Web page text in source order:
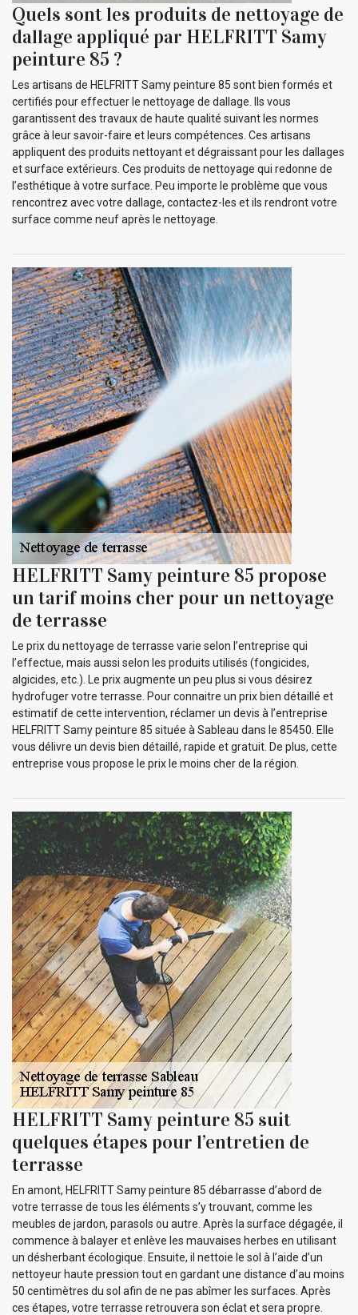
Quels sont les produits de nettoyage de
dallage appliqué par HELFRITT Samy
peinture 85 ?
Les artisans de HELFRITT Samy peinture 85 sont bien formés et
certifiés pour effectuer le nettoyage de dallage. Ils vous
garantissent des travaux de haute qualité suivant les normes
grâce à leur savoir-faire et leurs compétences. Ces artisans
appliquent des produits nettoyant et dégraissant pour les dallages
et surface extérieurs. Ces produits de nettoyage qui redonne de
l’esthétique à votre surface. Peu importe le problème que vous
rencontrez avec votre dallage, contactez-les et ils rendront votre
surface comme neuf après le nettoyage.
HELFRITT Samy peinture 85 propose
un tarif moins cher pour un nettoyage
de terrasse
Le prix du nettoyage de terrasse varie selon l’entreprise qui
l’effectue, mais aussi selon les produits utilisés (fongicides,
algicides, etc.). Le prix augmente un peu plus si vous désirez
hydrofuger votre terrasse. Pour connaitre un prix bien détaillé et
estimatif de cette intervention, réclamer un devis à l’entreprise
HELFRITT Samy peinture 85 située à Sableau dans le 85450. Elle
vous délivre un devis bien détaillé, rapide et gratuit. De plus, cette
entreprise vous propose le prix le moins cher de la région.
HELFRITT Samy peinture 85 suit
quelques étapes pour l’entretien de
terrasse
En amont, HELFRITT Samy peinture 85 débarrasse d’abord de
votre terrasse de tous les éléments s’y trouvant, comme les
meubles de jardon, parasols ou autre. Après la surface dégagée, il
commence à balayer et enlève les mauvaises herbes en utilisant
un désherbant écologique. Ensuite, il nettoie le sol à l’aide d’un
nettoyeur haute pression tout en gardant une distance d’au moins
50 centimètres du sol afin de ne pas abîmer les surfaces. Après
ces étapes, votre terrasse retrouvera son éclat et sera propre.